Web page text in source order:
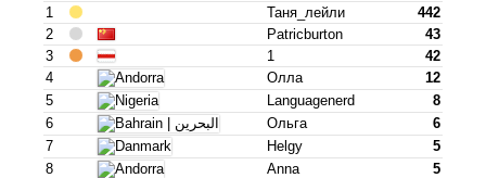
1
Таня_лейли
442
2
Patricburton
43
3
1
42
4
Олла
12
5
Languagenerd
8
6
Ольга
6
7
Helgy
5
8
Anna
5